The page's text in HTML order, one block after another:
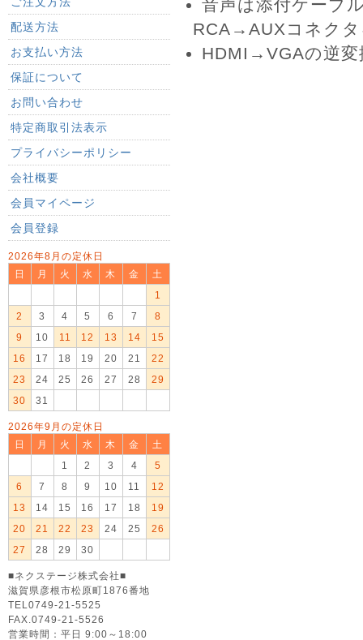
配送方法
お支払い方法
保証について
お問い合わせ
特定商取引法表示
プライバシーポリシー
会社概要
会員マイページ
会員登録
2026年8月の定休日
日
月 火 水 木 金
土
1
2
3 4 5 6 7
8
9
10 11 12 13 14
15
16
17 18 19 20 21
22
23
24 25 26 27 28
29
30
31
2026年9月の定休日
日
月 火 水 木 金
土
1
2 3 4
5
6
7 8 9 10 11
12
13
14 15 16 17 18
19
20
21 22 23 24 25
26
27
28 29 30
■ネクステージ株式会社■
滋賀県彦根市松原町1876番地
TEL0749-21-5525
FAX.0749-21-5526
営業時間：平日 9:00～18:00
音声は添付ケーブ
RCA→AUXコネクタ
HDMI→VGAの逆変